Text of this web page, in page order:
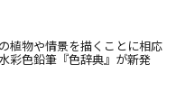
植物や情景を描くことに相応
彩色鉛筆『色辞典』が新発